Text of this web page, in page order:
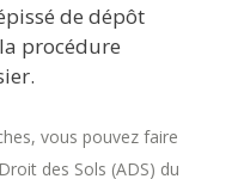
de dépôt
procédure
vous pouvez faire
des Sols (ADS) du